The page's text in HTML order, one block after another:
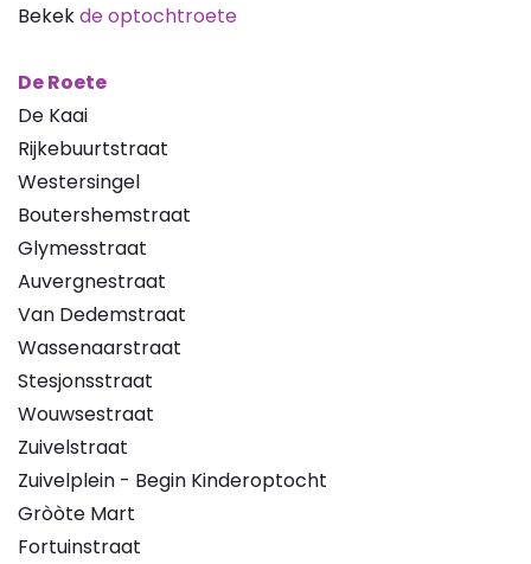
Bekekde optochtroete
De Roete
De Kaai
Rijkebuurtstraat
Westersingel
Boutershemstraat
Glymesstraat
Auvergnestraat
Van Dedemstraat
Wassenaarstraat
Stesjonsstraat
Wouwsestraat
Zuivelstraat
Zuivelplein - Begin Kinderoptocht
Gròòte Mart
Fortuinstraat